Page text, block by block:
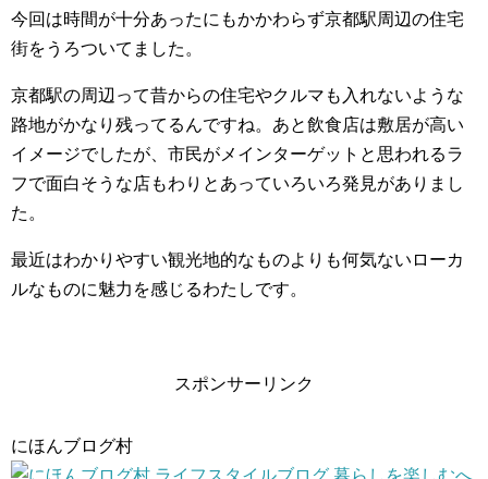
今回は時間が十分あったにもかかわらず京都駅周辺の住宅
街をうろついてました。
京都駅の周辺って昔からの住宅やクルマも入れないような
路地がかなり残ってるんですね。あと飲食店は敷居が高い
イメージでしたが、市民がメインターゲットと思われるラ
フで面白そうな店もわりとあっていろいろ発見がありまし
た。
最近はわかりやすい観光地的なものよりも何気ないローカ
ルなものに魅力を感じるわたしです。
スポンサーリンク
にほんブログ村